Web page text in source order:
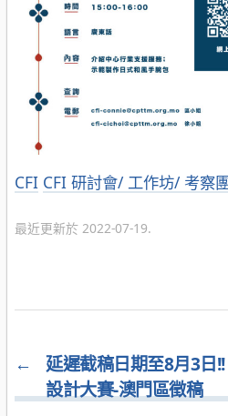
分
CFI CFI 研討會/ 工作坊/ 考察
最近更新於 2022-07-19.
←
延遲截稿日期至8月3日
設計大賽-澳門區徵稿